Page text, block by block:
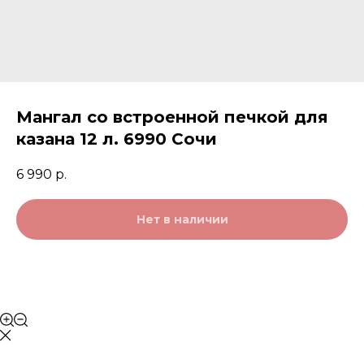
Мангал со встроенной печкой для
казана 12 л. 6990 Сочи
6 990 р.
Нет в наличии